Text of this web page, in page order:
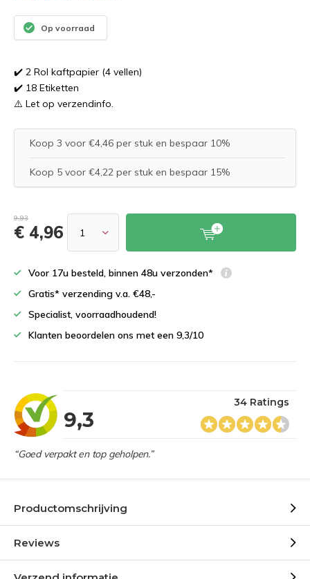
Op voorraad
✔️ 2 Rol kaftpapier (4 vellen)
✔️ 18 Etiketten
⚠️ Let op verzendinfo.
Koop 3 voor €4,46 per stuk en bespaar 10%
Koop 5 voor €4,22 per stuk en bespaar 15%
9,93
€ 4,96
Voor 17u besteld, binnen 48u verzonden*
Gratis* verzending v.a. €48,-
Specialist, voorraadhoudend!
Klanten beoordelen ons met een 9,3/10
9,3
34 Ratings
“Goed verpakt en top geholpen.”
Productomschrijving
Reviews